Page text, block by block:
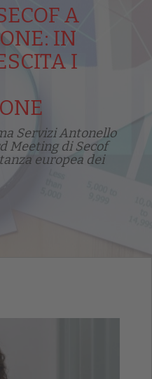
A
IN
I
Servizi Antonello
Meeting di Secof
europea dei